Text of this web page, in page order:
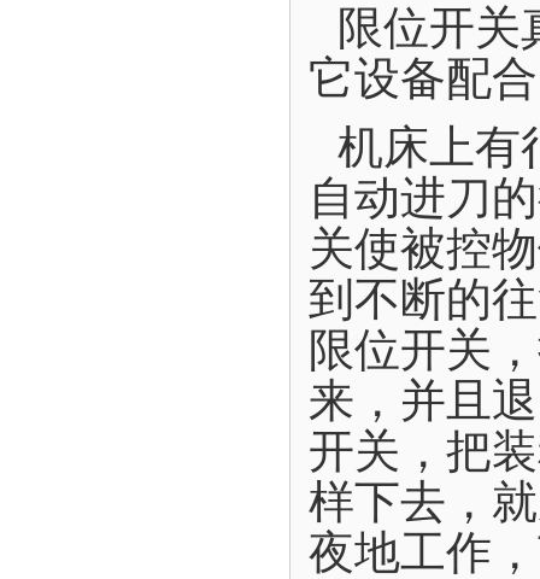
限位开关
它设备配
机床上有
自动进刀
关使被控
到不断的
限位开关
来，并且
开关，把
样下去，
夜地工作